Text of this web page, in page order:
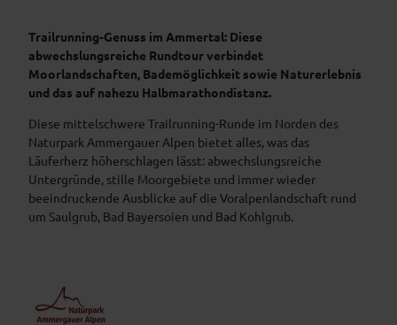
Trailrunning-Genuss im Ammertal: Diese
abwechslungsreiche Rundtour verbindet
Moorlandschaften, Bademöglichkeit sowie Naturerlebnis
und das auf nahezu Halbmarathondistanz.
Diese mittelschwere Trailrunning-Runde im Norden des
Naturpark Ammergauer Alpen bietet alles, was das
Läuferherz höherschlagen lässt: abwechslungsreiche
Untergründe, stille Moorgebiete und immer wieder
beeindruckende Ausblicke auf die Voralpenlandschaft rund
um Saulgrub, Bad Bayersoien und Bad Kohlgrub.